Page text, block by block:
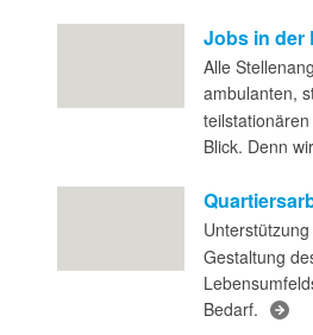
Jobs in der
Alle
ambulanten,
Blick. Denn
Gestaltung
Bedarf.